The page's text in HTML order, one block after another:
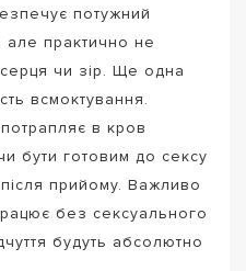
потужний
але практично не
чи зір. Ще одна
всмоктування.
потрапляє в кров
бути готовим до сексу
прийому. Важливо
без сексуального
будуть абсолютно